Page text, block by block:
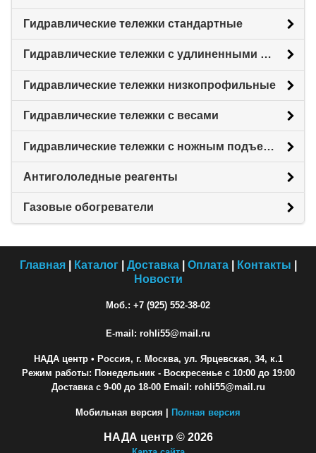
Гидравлические тележки стандартные
Гидравлические тележки с удлиненными вилами
Гидравлические тележки низкопрофильные
Гидравлические тележки с весами
Гидравлические тележки с ножным подъемом
Антигололедные реагенты
Газовые обогреватели
Главная| Каталог| Доставка| Оплата| Контакты
Новости
Моб.: +7 (925) 552-38-02
E-mail: rohli55@mail.ru
НАДА центр• Россия, г. Москва, ул. Ярцевская, 34, к.1
Режим работы: Понедельник - Воскресенье с 10:00 до 19:00
Доставка с 9-00 до 18-00 Email: rohli55@mail.ru
Мобильная версия | Полная версия
НАДА центр © 2026